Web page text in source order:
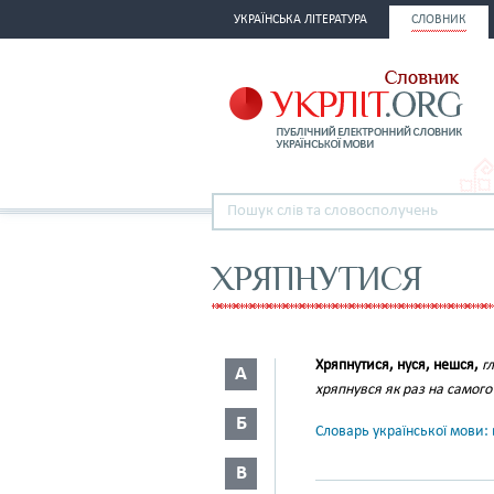
УКРАЇНСЬКА ЛІТЕРАТУРА СЛОВНИК
ХРЯПНУТИСЯ
А
Б
В
Хряпнутися, нуся, нешся,
хряпнувся як раз на
Словарь української